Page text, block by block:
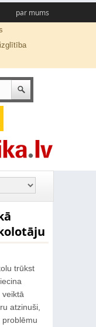
par mums
trūkst
atzinuši,